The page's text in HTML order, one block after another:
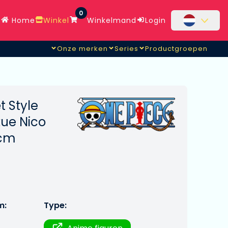
Home Winkel
0
Winkelmand Login
Onze merken Series Productgroepen
Style
Nico
Type: